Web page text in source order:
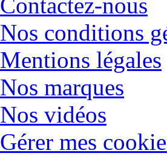
Contactez-nous
Nos conditions
Mentions légales
Nos marques
Nos vidéos
Gérer mes